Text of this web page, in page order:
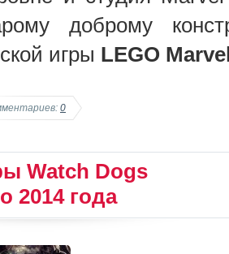
доброму
игры LEGO
0
Watch Dogs
2014 года